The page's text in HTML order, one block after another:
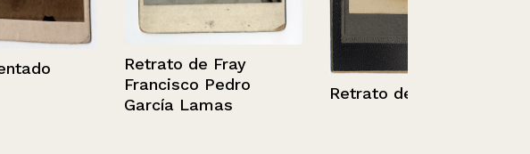
Retrato de Fray
Francisco Pedro
García Lamas
Retrato de Elena Serin